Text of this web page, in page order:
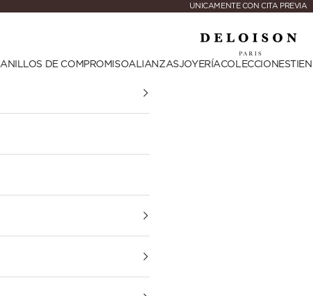
UNICAMENTE CON CITA PREVIA
Deloison Paris
ANILLOS DE COMPROMISOALIANZASJOYERÍACOLECCIONES